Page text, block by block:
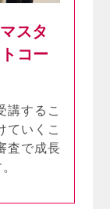
スタ
コー
講するこ
ていくこ
査で成長